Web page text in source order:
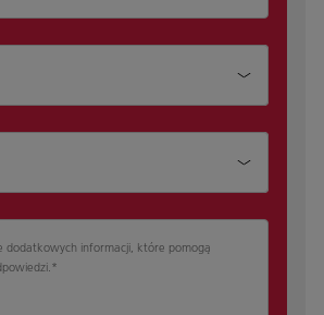
dodatkowych informacji, które pomogą
*